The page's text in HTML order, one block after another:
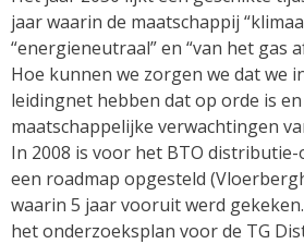
jaar waarin de maatschappij
“energieneutraal” en “van het gas
Hoe kunnen we zorgen we dat we
leidingnet hebben dat op orde is
maatschappelijke verwachtingen
In 2008 is voor het BTO
een roadmap opgesteld
waarin 5 jaar vooruit werd
het onderzoeksplan voor de TG